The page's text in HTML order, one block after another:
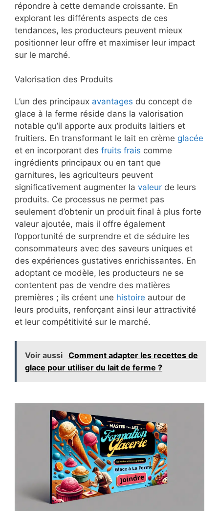
répondre à cette demande croissante. En
explorant les différents aspects de ces
tendances, les producteurs peuvent mieux
positionner leur offre et maximiser leur impact
sur le marché.
Valorisation des Produits
L’un des principaux avantages du concept de
glace à la ferme réside dans la valorisation
notable qu’il apporte aux produits laitiers et
fruitiers. En transformant le lait en crème glacée
et en incorporant des fruits frais comme
ingrédients principaux ou en tant que
garnitures, les agriculteurs peuvent
significativement augmenter la valeur de leurs
produits. Ce processus ne permet pas
seulement d’obtenir un produit final à plus forte
valeur ajoutée, mais il offre également
l’opportunité de surprendre et de séduire les
consommateurs avec des saveurs uniques et
des expériences gustatives enrichissantes. En
adoptant ce modèle, les producteurs ne se
contentent pas de vendre des matières
premières ; ils créent une histoire autour de
leurs produits, renforçant ainsi leur attractivité
et leur compétitivité sur le marché.
Voir aussi Comment adapter les recettes de
glace pour utiliser du lait de ferme ?